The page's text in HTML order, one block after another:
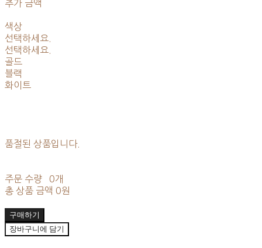
추가 금액
색상
선택하세요.
선택하세요.
골드
블랙
화이트
품절된 상품입니다.
주문 수량
0개
총 상품 금액 0원
구매하기
장바구니에 담기